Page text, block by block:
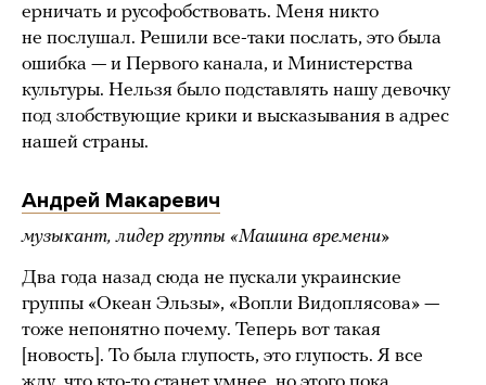
ерничать и русофобствовать. Меня никто
не послушал. Решили все-таки послать, это была
ошибка — и Первого канала, и Министерства
культуры. Нельзя было подставлять нашу девочку
под злобствующие крики и высказывания в адрес
нашей страны.
Андрей Макаревич
музыкант, лидер группы «Машина времени»
Два года назад сюда не пускали украинские
группы «Океан Эльзы», «Вопли Видоплясова» —
тоже непонятно почему. Теперь вот такая
[новость]. То была глупость, это глупость. Я все